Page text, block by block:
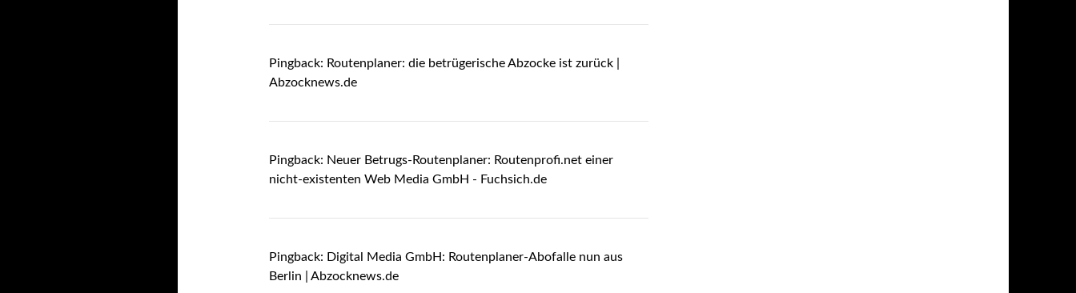
Pingback: Routenplaner: die betrügerische Abzocke ist zurück |
Abzocknews.de
Pingback: Neuer Betrugs-Routenplaner: Routenprofi.net einer
nicht-existenten Web Media GmbH - Fuchsich.de
Pingback: Digital Media GmbH: Routenplaner-Abofalle nun aus
Berlin | Abzocknews.de